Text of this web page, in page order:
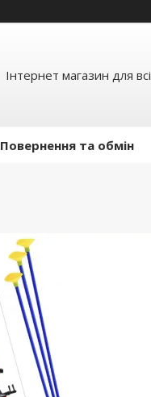
Інтернет магазин для
Повернення та обмін